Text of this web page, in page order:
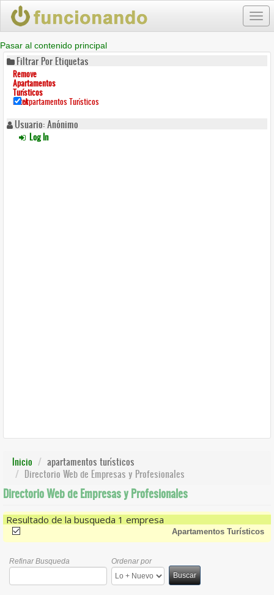
Pasar al contenido principal
Filtrar Por Etiquetas
Remove
Apartamentos
Turísticos
FilterApartamentos Turísticos
Usuario: Anónimo
Log In
Inicio
apartamentos turísticos
Directorio Web de Empresas y Profesionales
Directorio Web de Empresas y Profesionales
Resultado de la busqueda 1 empresa
(-) Apartamentos Turísticos
Refinar Busqueda
Ordenar por
Buscar